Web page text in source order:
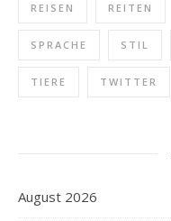
REISEN REITEN
SPRACHE STIL
TIERE TWITTER
August 2026